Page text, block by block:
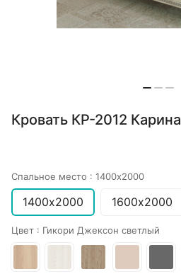
Кровать КР-2012 Карина
Спальное место : 1400х2000
1400х2000 1600х2000
Цвет : Гикори Джексон светлый